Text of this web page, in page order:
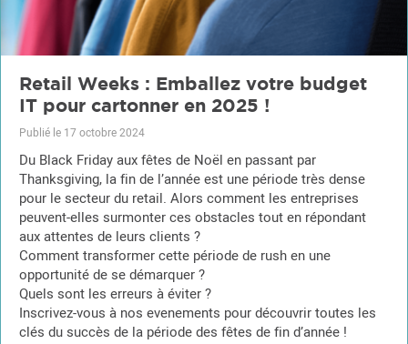
Retail Weeks : Emballez votre budget
IT pour cartonner en 2025 !
Publié le 17 octobre 2024
Du Black Friday aux fêtes de Noël en passant par
Thanksgiving, la fin de l’année est une période très dense
pour le secteur du retail. Alors comment les entreprises
peuvent-elles surmonter ces obstacles tout en répondant
aux attentes de leurs clients ?
Comment transformer cette période de rush en une
opportunité de se démarquer ?
Quels sont les erreurs à éviter ?
Inscrivez-vous à nos evenements pour découvrir toutes les
clés du succès de la période des fêtes de fin d’année !